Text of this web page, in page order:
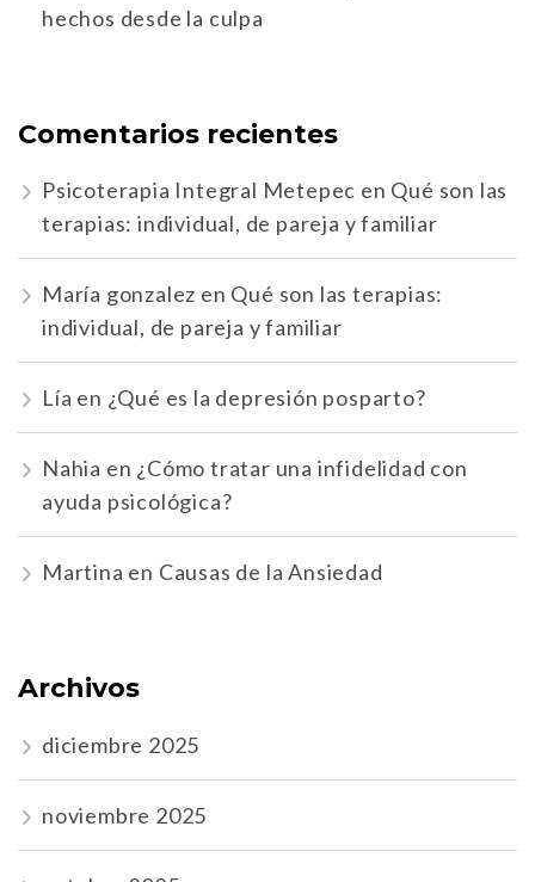
hechos desde la culpa
Comentarios recientes
Psicoterapia Integral Metepec en Qué son las
terapias: individual, de pareja y familiar
María gonzalez en Qué son las terapias:
individual, de pareja y familiar
Lía en ¿Qué es la depresión posparto?
Nahia en ¿Cómo tratar una infidelidad con
ayuda psicológica?
Martina en Causas de la Ansiedad
Archivos
diciembre 2025
noviembre 2025